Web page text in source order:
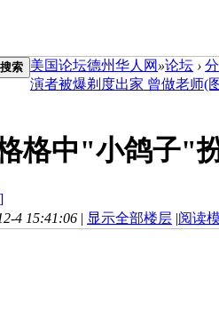
搜索 美国论坛德州华人网 »论坛 ›
演者被爆剃度出家 曾做老师(
格中"小鸽子"
4 15:41:06 | 显示全部楼层 |阅读